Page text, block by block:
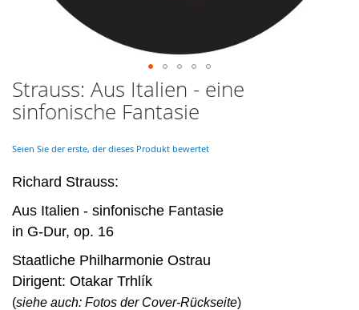
Skip
to
the
of
images
Strauss: Aus Italien - eine
sinfonische Fantasie
Seien Sie der erste, der dieses Produkt bewertet
Richard Strauss:
Aus Italien - sinfonische Fantasie
in G-Dur, op. 16
Staatliche Philharmonie Ostrau
Dirigent: Otakar Trhlík
(siehe auch: Fotos der Cover-Rückseite)